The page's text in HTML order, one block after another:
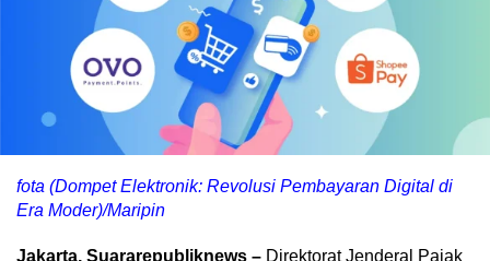
fota (Dompet Elektronik: Revolusi Pembayaran Digital di
Era Moder)/Maripin
Jakarta, Suararepubliknews – Direktorat Jenderal Pajak